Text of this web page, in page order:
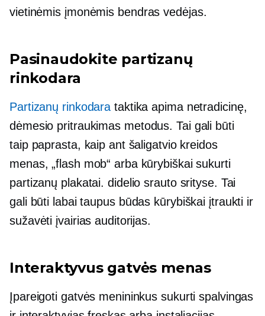
vietinėmis įmonėmis bendras vedėjas.
Pasinaudokite partizanų
rinkodara
Partizanų rinkodara taktika apima netradicinę,
dėmesio pritraukimas metodus. Tai gali būti
taip paprasta, kaip ant šaligatvio kreidos
menas, „flash mob“ arba kūrybiškai sukurti
partizanų plakatai. didelio srautosrityse. Tai
gali būti labaitaupusbūdas kūrybiškai įtraukti ir
sužavėti įvairias auditorijas.
Interaktyvus gatvės menas
Įpareigoti gatvės menininkus sukurti spalvingas